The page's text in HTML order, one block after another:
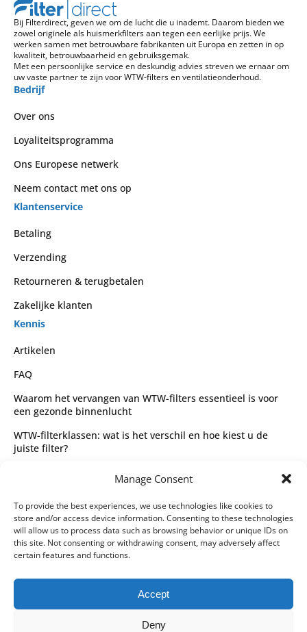
Manage Consent
To provide the best experiences, we use technologies like cookies to
store and/or access device information. Consenting to these technologies
will allow us to process data such as browsing behavior or unique IDs on
this site. Not consenting or withdrawing consent, may adversely affect
certain features and functions.
Accept
Deny
Bij Filterdirect, geven we om de lucht die u inademt. Daarom bieden we
zowel originele als huismerkfilters aan tegen een eerlijke prijs. We
werken samen met betrouwbare fabrikanten uit Europa en zetten in op
kwaliteit, betrouwbaarheid en gebruiksgemak.
Met een persoonlijke service en deskundig advies streven we ernaar om
uw vaste partner te zijn voor WTW-filters en ventilatieonderhoud.
Bedrijf
Over ons
Loyaliteitsprogramma
Ons Europese netwerk
Neem contact met ons op
Klantenservice
Betaling
Verzending
Retourneren & terugbetalen
Zakelijke klanten
Kennis
Artikelen
FAQ
Waarom het vervangen van WTW-filters essentieel is voor
een gezonde binnenlucht
WTW-filterklassen: wat is het verschil en hoe kiest u de
juiste filter?
Complete gids voor WTW-filtertypes en het kiezen van de
Wettelijk
Algemene voorwaarden
Privacybeleid
Leveringspartners
Betaalmethoden